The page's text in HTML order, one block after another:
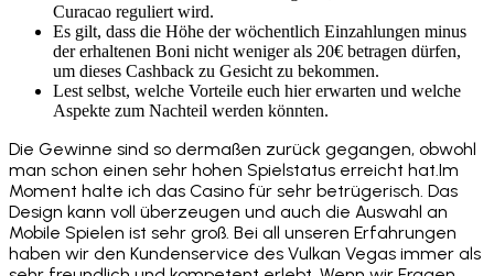
Curacao reguliert wird.
Es gilt, dass die Höhe der wöchentlich Einzahlungen minus
der erhaltenen Boni nicht weniger als 20€ betragen dürfen,
um dieses Cashback zu Gesicht zu bekommen.
Lest selbst, welche Vorteile euch hier erwarten und welche
Aspekte zum Nachteil werden könnten.
Die Gewinne sind so dermaßen zurück gegangen, obwohl
man schon einen sehr hohen Spielstatus erreicht hat.Im
Moment halte ich das Casino für sehr betrügerisch. Das
Design kann voll überzeugen und auch die Auswahl an
Mobile Spielen ist sehr groß. Bei all unseren Erfahrungen
haben wir den Kundenservice des Vulkan Vegas immer als